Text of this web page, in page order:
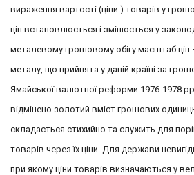
вираження вартості (ціни ) товарів у
цін встановлюється і змінюється у
металевому грошовому обігу масштаб цін
металу, що прийнята у даній країні за
Ямайської валютної реформи 1976-1978
відмінено золотий вміст грошових
складається стихийно та служить для
товарів через їх ціни. Для держави
при якому ціни товарів визначаються у